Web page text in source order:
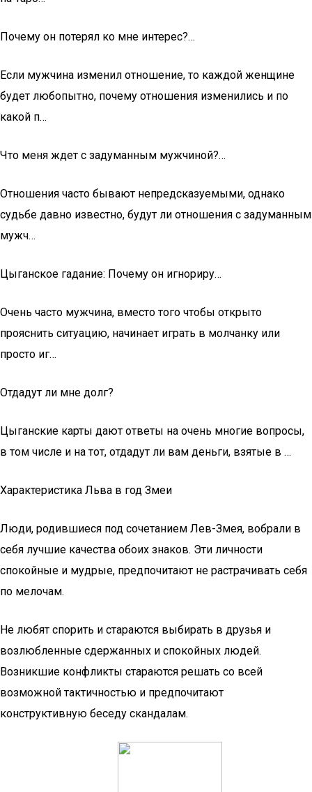
Почему он потерял ко мне интерес?…
Если мужчина изменил отношение, то каждой женщине
будет любопытно, почему отношения изменились и по
какой п…
Что меня ждет с задуманным мужчиной?…
Отношения часто бывают непредсказуемыми, однако
судьбе давно известно, будут ли отношения с задуманным
мужч…
Цыганское гадание: Почему он игнориру…
Очень часто мужчина, вместо того чтобы открыто
прояснить ситуацию, начинает играть в молчанку или
просто иг…
Отдадут ли мне долг?
Цыганские карты дают ответы на очень многие вопросы,
в том числе и на тот, отдадут ли вам деньги, взятые в …
Характеристика Льва в год Змеи
Люди, родившиеся под сочетанием Лев-Змея, вобрали в
себя лучшие качества обоих знаков. Эти личности
спокойные и мудрые, предпочитают не растрачивать себя
по мелочам.
Не любят спорить и стараются выбирать в друзья и
возлюбленные сдержанных и спокойных людей.
Возникшие конфликты стараются решать со всей
возможной тактичностью и предпочитают
конструктивную беседу скандалам.